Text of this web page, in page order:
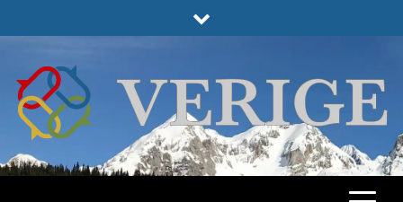
to
VERIGE
ODABRANO